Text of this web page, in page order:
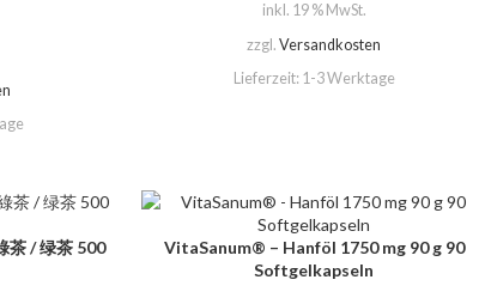
inkl. 19 % MwSt.
zzgl.Versandkosten
Lieferzeit: 1-3 Werktage
茶 / 绿茶 500
IN DEN WARENKORB
VitaSanum® – Hanföl 1750 mg 90 g 90
Softgelkapseln